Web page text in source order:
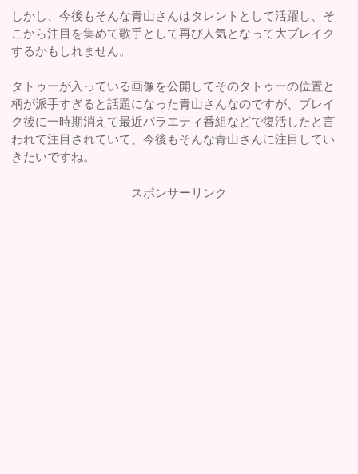
しかし、今後もそんな青山さんはタレントとして活躍し、そ
こから注目を集めて歌手として再び人気となって大ブレイク
するかもしれません。
タトゥーが入っている画像を公開してそのタトゥーの位置と
柄が派手すぎると話題になった青山さんなのですが、ブレイ
ク後に一時期消えて最近バラエティ番組などで復活したと言
われて注目されていて、今後もそんな青山さんに注目してい
きたいですね。
スポンサーリンク